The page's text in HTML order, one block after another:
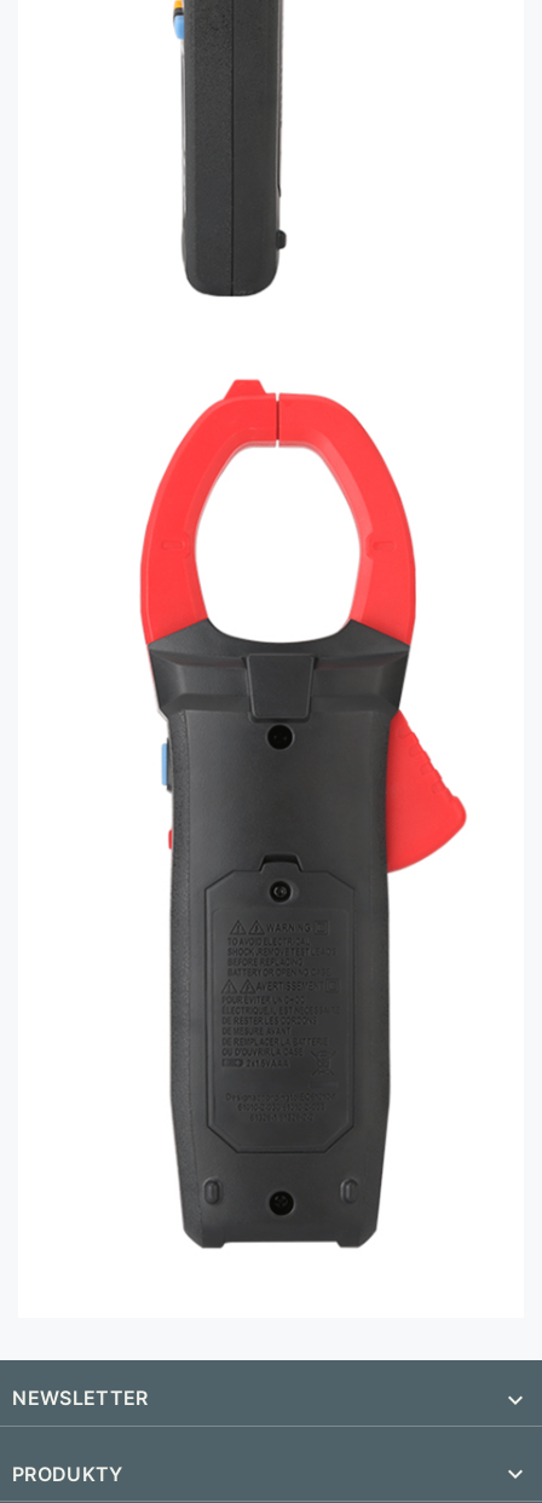
NEWSLETTER 
PRODUKTY 